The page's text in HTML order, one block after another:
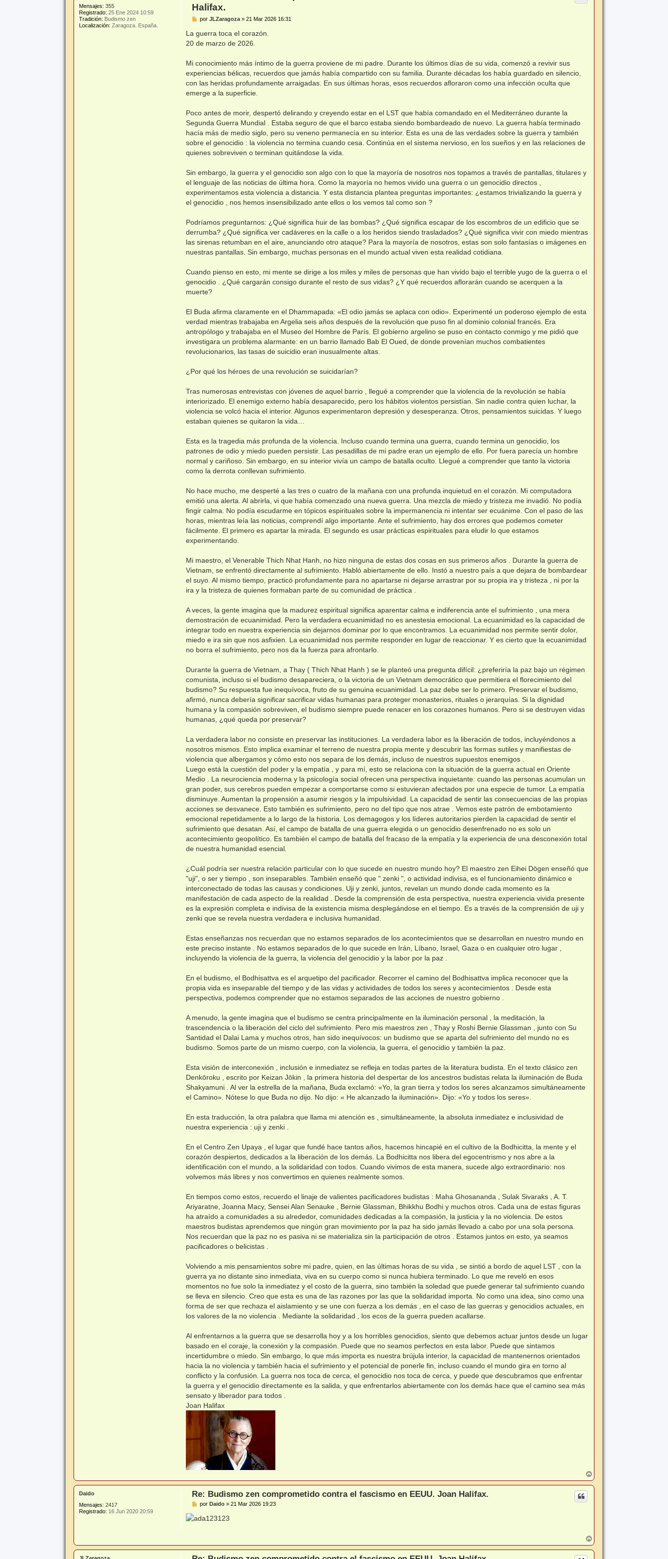
Mensajes: 355
Registrado: 25 Ene 2024 10:59
Tradición: Budismo zen
Localización: Zaragoza. España.
Halifax.
M
n
s
a
porJLZaragoza »21 Mar 2026 16:31
La guerra toca el corazón.
20 de marzo de 2026.
Mi conocimiento más íntimo de la guerra proviene de mi padre. Durante los últimos días de su vida, comenzó a revivir sus
experiencias bélicas, recuerdos que jamás había compartido con su familia. Durante décadas los había guardado en silencio,
con las heridas profundamente arraigadas. En sus últimas horas, esos recuerdos afloraron como una infección oculta que
emerge a la superficie.
Poco antes de morir, despertó delirando y creyendo estar en el LST que había comandado en el Mediterráneo durante la
Segunda Guerra Mundial . Estaba seguro de que el barco estaba siendo bombardeado de nuevo. La guerra había terminado
hacía más de medio siglo, pero su veneno permanecía en su interior. Esta es una de las verdades sobre la guerra y también
sobre el genocidio : la violencia no termina cuando cesa. Continúa en el sistema nervioso, en los sueños y en las relaciones de
quienes sobreviven o terminan quitándose la vida.
Sin embargo, la guerra y el genocidio son algo con lo que la mayoría de nosotros nos topamos a través de pantallas, titulares y
el lenguaje de las noticias de última hora. Como la mayoría no hemos vivido una guerra o un genocidio directos ,
experimentamos esta violencia a distancia. Y esta distancia plantea preguntas importantes: ¿estamos trivializando la guerra y
el genocidio , nos hemos insensibilizado ante ellos o los vemos tal como son ?
Podríamos preguntarnos: ¿Qué significa huir de las bombas? ¿Qué significa escapar de los escombros de un edificio que se
derrumba? ¿Qué significa ver cadáveres en la calle o a los heridos siendo trasladados? ¿Qué significa vivir con miedo mientras
las sirenas retumban en el aire, anunciando otro ataque? Para la mayoría de nosotros, estas son solo fantasías o imágenes en
nuestras pantallas. Sin embargo, muchas personas en el mundo actual viven esta realidad cotidiana.
Cuando pienso en esto, mi mente se dirige a los miles y miles de personas que han vivido bajo el terrible yugo de la guerra o el
genocidio . ¿Qué cargarán consigo durante el resto de sus vidas? ¿Y qué recuerdos aflorarán cuando se acerquen a la
muerte?
El Buda afirma claramente en el Dhammapada: «El odio jamás se aplaca con odio». Experimenté un poderoso ejemplo de esta
verdad mientras trabajaba en Argelia seis años después de la revolución que puso fin al dominio colonial francés. Era
antropólogo y trabajaba en el Museo del Hombre de París. El gobierno argelino se puso en contacto conmigo y me pidió que
investigara un problema alarmante: en un barrio llamado Bab El Oued, de donde provenían muchos combatientes
revolucionarios, las tasas de suicidio eran inusualmente altas.
¿Por qué los héroes de una revolución se suicidarían?
Tras numerosas entrevistas con jóvenes de aquel barrio , llegué a comprender que la violencia de la revolución se había
interiorizado. El enemigo externo había desaparecido, pero los hábitos violentos persistían. Sin nadie contra quien luchar, la
violencia se volcó hacia el interior. Algunos experimentaron depresión y desesperanza. Otros, pensamientos suicidas. Y luego
estaban quienes se quitaron la vida…
Esta es la tragedia más profunda de la violencia. Incluso cuando termina una guerra, cuando termina un genocidio, los
patrones de odio y miedo pueden persistir. Las pesadillas de mi padre eran un ejemplo de ello. Por fuera parecía un hombre
normal y cariñoso. Sin embargo, en su interior vivía un campo de batalla oculto. Llegué a comprender que tanto la victoria
como la derrota conllevan sufrimiento.
No hace mucho, me desperté a las tres o cuatro de la mañana con una profunda inquietud en el corazón. Mi computadora
emitió una alerta. Al abrirla, vi que había comenzado una nueva guerra. Una mezcla de miedo y tristeza me invadió. No podía
fingir calma. No podía escudarme en tópicos espirituales sobre la impermanencia ni intentar ser ecuánime. Con el paso de las
horas, mientras leía las noticias, comprendí algo importante. Ante el sufrimiento, hay dos errores que podemos cometer
fácilmente. El primero es apartar la mirada. El segundo es usar prácticas espirituales para eludir lo que estamos
experimentando.
Mi maestro, el Venerable Thich Nhat Hanh, no hizo ninguna de estas dos cosas en sus primeros años . Durante la guerra de
Vietnam, se enfrentó directamente al sufrimiento. Habló abiertamente de ello. Instó a nuestro país a que dejara de bombardear
el suyo. Al mismo tiempo, practicó profundamente para no apartarse ni dejarse arrastrar por su propia ira y tristeza , ni por la
ira y la tristeza de quienes formaban parte de su comunidad de práctica .
A veces, la gente imagina que la madurez espiritual significa aparentar calma e indiferencia ante el sufrimiento , una mera
demostración de ecuanimidad. Pero la verdadera ecuanimidad no es anestesia emocional. La ecuanimidad es la capacidad de
integrar todo en nuestra experiencia sin dejarnos dominar por lo que encontramos. La ecuanimidad nos permite sentir dolor,
miedo e ira sin que nos asfixien. La ecuanimidad nos permite responder en lugar de reaccionar. Y es cierto que la ecuanimidad
no borra el sufrimiento, pero nos da la fuerza para afrontarlo.
Durante la guerra de Vietnam, a Thay ( Thich Nhat Hanh ) se le planteó una pregunta difícil: ¿preferiría la paz bajo un régimen
comunista, incluso si el budismo desapareciera, o la victoria de un Vietnam democrático que permitiera el florecimiento del
budismo? Su respuesta fue inequívoca, fruto de su genuina ecuanimidad. La paz debe ser lo primero. Preservar el budismo,
afirmó, nunca debería significar sacrificar vidas humanas para proteger monasterios, rituales o jerarquías. Si la dignidad
humana y la compasión sobreviven, el budismo siempre puede renacer en los corazones humanos. Pero si se destruyen vidas
humanas, ¿qué queda por preservar?
La verdadera labor no consiste en preservar las instituciones. La verdadera labor es la liberación de todos, incluyéndonos a
nosotros mismos. Esto implica examinar el terreno de nuestra propia mente y descubrir las formas sutiles y manifiestas de
violencia que albergamos y cómo esto nos separa de los demás, incluso de nuestros supuestos enemigos .
Luego está la cuestión del poder y la empatía , y para mí, esto se relaciona con la situación de la guerra actual en Oriente
Medio . La neurociencia moderna y la psicología social ofrecen una perspectiva inquietante: cuando las personas acumulan un
gran poder, sus cerebros pueden empezar a comportarse como si estuvieran afectados por una especie de tumor. La empatía
disminuye. Aumentan la propensión a asumir riesgos y la impulsividad. La capacidad de sentir las consecuencias de las propias
acciones se desvanece. Esto también es sufrimiento, pero no del tipo que nos atrae . Vemos este patrón de embotamiento
emocional repetidamente a lo largo de la historia. Los demagogos y los líderes autoritarios pierden la capacidad de sentir el
sufrimiento que desatan. Así, el campo de batalla de una guerra elegida o un genocidio desenfrenado no es solo un
acontecimiento geopolítico. Es también el campo de batalla del fracaso de la empatía y la experiencia de una desconexión total
de nuestra humanidad esencial.
¿Cuál podría ser nuestra relación particular con lo que sucede en nuestro mundo hoy? El maestro zen Eihei Dōgen enseñó que
"uji", o ser y tiempo , son inseparables. También enseñó que " zenki ", o actividad indivisa, es el funcionamiento dinámico e
interconectado de todas las causas y condiciones. Uji y zenki, juntos, revelan un mundo donde cada momento es la
manifestación de cada aspecto de la realidad . Desde la comprensión de esta perspectiva, nuestra experiencia vivida presente
es la expresión completa e indivisa de la existencia misma desplegándose en el tiempo. Es a través de la comprensión de uji y
zenki que se revela nuestra verdadera e inclusiva humanidad.
Estas enseñanzas nos recuerdan que no estamos separados de los acontecimientos que se desarrollan en nuestro mundo en
este preciso instante . No estamos separados de lo que sucede en Irán, Líbano, Israel, Gaza o en cualquier otro lugar ,
incluyendo la violencia de la guerra, la violencia del genocidio y la labor por la paz .
En el budismo, el Bodhisattva es el arquetipo del pacificador. Recorrer el camino del Bodhisattva implica reconocer que la
propia vida es inseparable del tiempo y de las vidas y actividades de todos los seres y acontecimientos . Desde esta
perspectiva, podemos comprender que no estamos separados de las acciones de nuestro gobierno .
A menudo, la gente imagina que el budismo se centra principalmente en la iluminación personal , la meditación, la
trascendencia o la liberación del ciclo del sufrimiento. Pero mis maestros zen , Thay y Roshi Bernie Glassman , junto con Su
Santidad el Dalai Lama y muchos otros, han sido inequívocos: un budismo que se aparta del sufrimiento del mundo no es
budismo. Somos parte de un mismo cuerpo, con la violencia, la guerra, el genocidio y también la paz.
Esta visión de interconexión , inclusión e inmediatez se refleja en todas partes de la literatura budista. En el texto clásico zen
Denkōroku , escrito por Keizan Jōkin , la primera historia del despertar de los ancestros budistas relata la iluminación de Buda
Shakyamuni . Al ver la estrella de la mañana, Buda exclamó: «Yo, la gran tierra y todos los seres alcanzamos simultáneamente
el Camino». Nótese lo que Buda no dijo. No dijo: « He alcanzado la iluminación». Dijo: «Yo y todos los seres».
En esta traducción, la otra palabra que llama mi atención es , simultáneamente, la absoluta inmediatez e inclusividad de
nuestra experiencia : uji y zenki .
En el Centro Zen Upaya , el lugar que fundé hace tantos años, hacemos hincapié en el cultivo de la Bodhicitta, la mente y el
corazón despiertos, dedicados a la liberación de los demás. La Bodhicitta nos libera del egocentrismo y nos abre a la
identificación con el mundo, a la solidaridad con todos. Cuando vivimos de esta manera, sucede algo extraordinario: nos
volvemos más libres y nos convertimos en quienes realmente somos.
En tiempos como estos, recuerdo el linaje de valientes pacificadores budistas : Maha Ghosananda , Sulak Sivaraks , A. T.
Ariyaratne, Joanna Macy, Sensei Alan Senauke , Bernie Glassman, Bhikkhu Bodhi y muchos otros. Cada una de estas figuras
ha atraído a comunidades a su alrededor, comunidades dedicadas a la compasión, la justicia y la no violencia. De estos
maestros budistas aprendemos que ningún gran movimiento por la paz ha sido jamás llevado a cabo por una sola persona.
Nos recuerdan que la paz no es pasiva ni se materializa sin la participación de otros . Estamos juntos en esto, ya seamos
pacificadores o belicistas .
Volviendo a mis pensamientos sobre mi padre, quien, en las últimas horas de su vida , se sintió a bordo de aquel LST , con la
guerra ya no distante sino inmediata, viva en su cuerpo como si nunca hubiera terminado. Lo que me reveló en esos
momentos no fue solo la inmediatez y el costo de la guerra, sino también la soledad que puede generar tal sufrimiento cuando
se lleva en silencio. Creo que esta es una de las razones por las que la solidaridad importa. No como una idea, sino como una
forma de ser que rechaza el aislamiento y se une con fuerza a los demás , en el caso de las guerras y genocidios actuales, en
los valores de la no violencia . Mediante la solidaridad , los ecos de la guerra pueden acallarse.
Al enfrentarnos a la guerra que se desarrolla hoy y a los horribles genocidios, siento que debemos actuar juntos desde un lugar
basado en el coraje, la conexión y la compasión. Puede que no seamos perfectos en esta labor. Puede que sintamos
incertidumbre o miedo. Sin embargo, lo que más importa es nuestra brújula interior, la capacidad de mantenernos orientados
hacia la no violencia y también hacia el sufrimiento y el potencial de ponerle fin, incluso cuando el mundo gira en torno al
conflicto y la confusión. La guerra nos toca de cerca, el genocidio nos toca de cerca, y puede que descubramos que enfrentar
la guerra y el genocidio directamente es la salida, y que enfrentarlos abiertamente con los demás hace que el camino sea más
sensato y liberador para todos .
Joan Halifax
r
r
Daido
Mensajes: 2417
Registrado: 16 Jun 2020 20:59
Re: Budismo zen comprometido contra el fascismo en EEUU. Joan Halifax.
M
n
por Daido »21 Mar 2026 19:23
r
r